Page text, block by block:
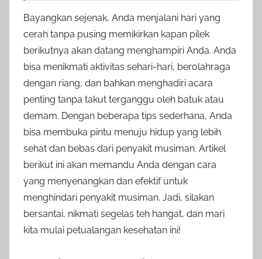
Bayangkan sejenak, Anda menjalani hari yang
cerah tanpa pusing memikirkan kapan pilek
berikutnya akan datang menghampiri Anda. Anda
bisa menikmati aktivitas sehari-hari, berolahraga
dengan riang, dan bahkan menghadiri acara
penting tanpa takut terganggu oleh batuk atau
demam. Dengan beberapa tips sederhana, Anda
bisa membuka pintu menuju hidup yang lebih
sehat dan bebas dari penyakit musiman. Artikel
berikut ini akan memandu Anda dengan cara
yang menyenangkan dan efektif untuk
menghindari penyakit musiman. Jadi, silakan
bersantai, nikmati segelas teh hangat, dan mari
kita mulai petualangan kesehatan ini!